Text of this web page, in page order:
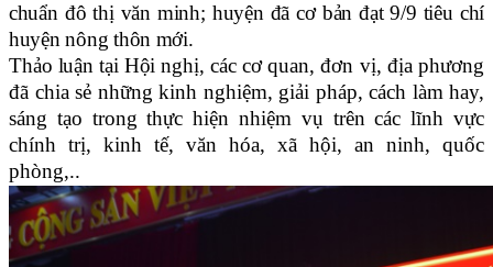
chuẩn đô thị văn minh; huyện đã cơ bản đạt 9/9 tiêu chí
huyện nông thôn mới.
Thảo luận tại Hội nghị, các cơ quan, đơn vị, địa phương
đã chia sẻ những kinh nghiệm, giải pháp, cách làm hay,
sáng tạo trong thực hiện nhiệm vụ trên các lĩnh vực
chính trị, kinh tế, văn hóa, xã hội, an ninh, quốc
phòng,..